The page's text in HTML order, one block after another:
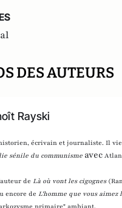
DES AUTEURS
Rayski
écrivain et journaliste. Il
sénile du communisme avec
de Là où vont les cigognes
encore de L'homme que vous aimez